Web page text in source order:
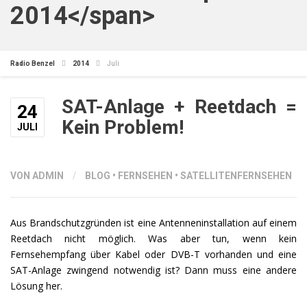
2014</span>
Radio Benzel 2014 Juli
24
JULI
SAT-Anlage + Reetdach =
Kein Problem!
VON ADMIN / BLOG • FERNSEHEN • SATELLITENFERNSEHEN
Aus Brandschutzgründen ist eine Antenneninstallation auf einem
Reetdach nicht möglich. Was aber tun, wenn kein
Fernsehempfang über Kabel oder DVB-T vorhanden und eine
SAT-Anlage zwingend notwendig ist? Dann muss eine andere
Lösung her.